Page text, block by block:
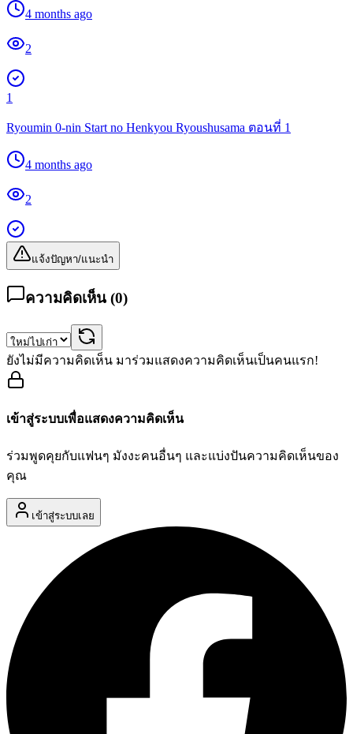
4 months ago
2
1
Ryoumin 0-nin Start no Henkyou Ryoushusama ตอนที่ 1
4 months ago
2
แจ้งปัญหา/แนะนำ
ความคิดเห็น (0)
ยังไม่มีความคิดเห็น มาร่วมแสดงความคิดเห็นเป็นคนแรก!
เข้าสู่ระบบเพื่อแสดงความคิดเห็น
ร่วมพูดคุยกับแฟนๆ มังงะคนอื่นๆ และแบ่งปันความคิดเห็นของ
คุณ
เข้าสู่ระบบเลย